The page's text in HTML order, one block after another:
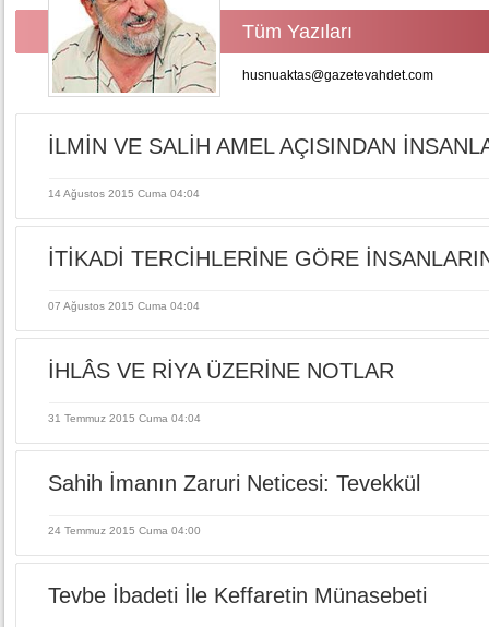
Tüm Yazıları
husnuaktas@gazetevahdet.com
İLMİN VE SALİH AMEL AÇISINDAN
14 Ağustos 2015 Cuma 04:04
İTİKADİ TERCİHLERİNE GÖRE
07 Ağustos 2015 Cuma 04:04
İHLÂS VE RİYA ÜZERİNE NOTLAR
31 Temmuz 2015 Cuma 04:04
Sahih İmanın Zaruri Neticesi: Tevekkül
24 Temmuz 2015 Cuma 04:00
Tevbe İbadeti İle Keffaretin Münasebeti